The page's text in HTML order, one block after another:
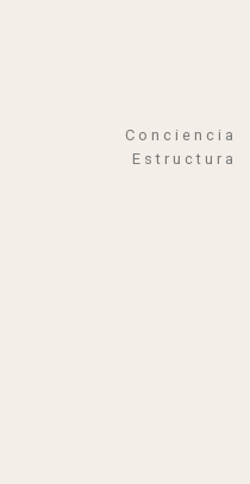
Conciencia
Estructura